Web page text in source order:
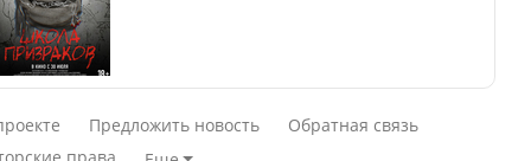
рассказал, из
Актау: Путин принес
Смешарики сквозь вселенные
Юбилейный:
Предложить новость
Обратная связь